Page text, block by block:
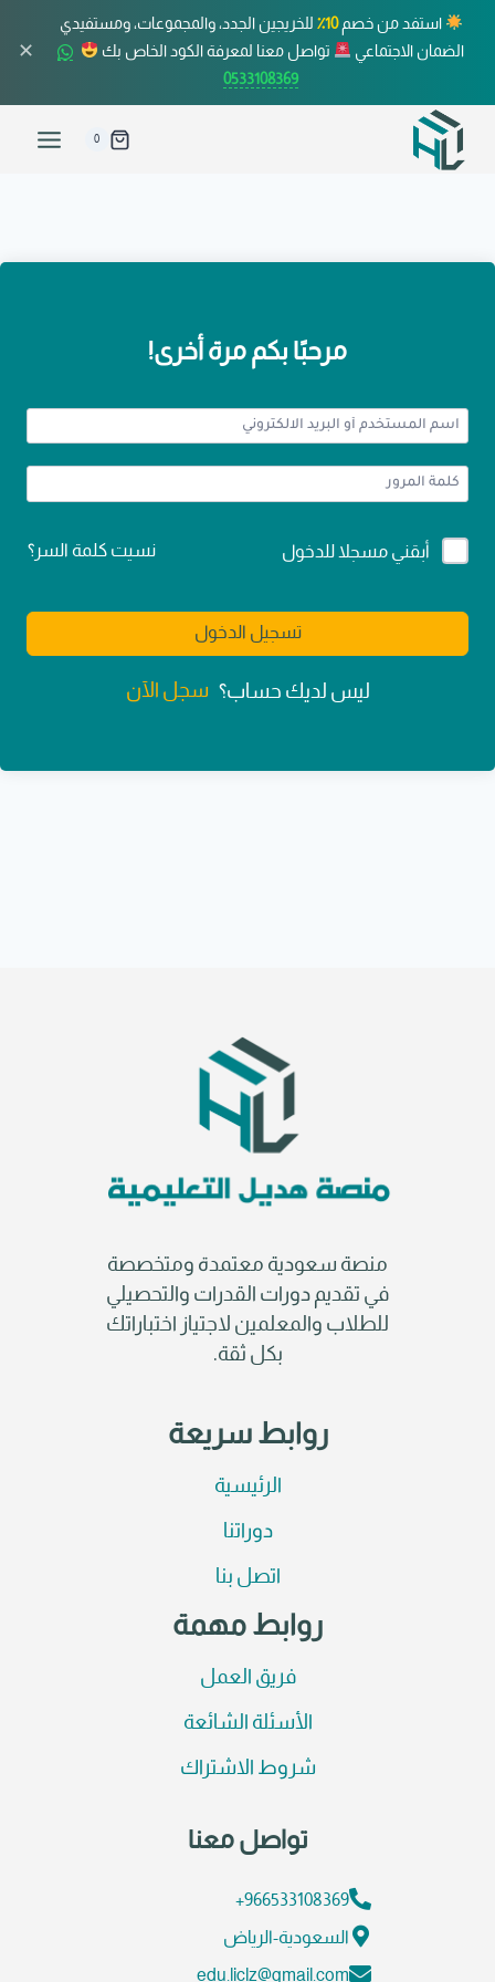
استفد من خصم10٪
للخريجين الجدد، والمجموعات، ومستفيدي
الضمان الاجتماعي
تواصل معنا لمعرفة الكود الخاص بك
0533108369
✕
0
مرحبًا بكم مرة أخرى!
Alternative:
أبقني مسجلا للدخول نسيت كلمة السر؟
تسجيل الدخول
ليس لديك حساب؟ سجل الآن
منصة سعودية معتمدة ومتخصصة
في تقديم دورات القدرات والتحصيلي
للطلاب والمعلمين لاجتياز اختباراتك
بكل ثقة.
روابط سريعة
الرئيسية
دوراتنا
اتصل بنا
روابط مهمة
فريق العمل
الأسئلة الشائعة
شروط الاشتراك
تواصل معنا
966533108369+
السعودية-الرياض
edu.liclz@gmail.com